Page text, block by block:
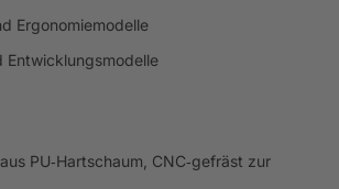
Ergonomiemodelle
Entwicklungsmodelle
PU‑Hartschaum, CNC‑gefräst zur